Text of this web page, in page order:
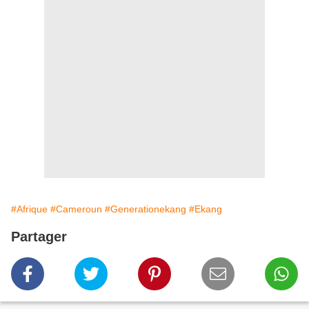
#Afrique #Cameroun #Generationekang #Ekang
Partager